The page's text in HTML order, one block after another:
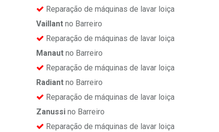
Reparação de máquinas de lavar loiça
Vaillant no Barreiro
Reparação de máquinas de lavar loiça
Manaut no Barreiro
Reparação de máquinas de lavar loiça
Radiant no Barreiro
Reparação de máquinas de lavar loiça
Zanussi no Barreiro
Reparação de máquinas de lavar loiça